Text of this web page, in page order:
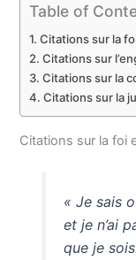
Table of
Citations sur la
Citations sur
Citations sur la
Citations sur la
Citations sur la foi
« Je sais
et je n’ai
que je